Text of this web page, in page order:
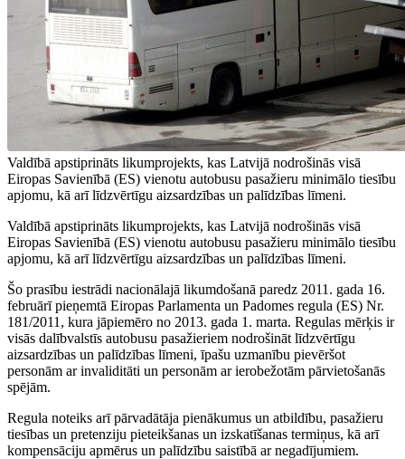
Valdībā apstiprināts likumprojekts, kas Latvijā nodrošinās visā
Eiropas Savienībā (ES) vienotu autobusu pasažieru minimālo tiesību
apjomu, kā arī līdzvērtīgu aizsardzības un palīdzības līmeni.
Valdībā apstiprināts likumprojekts, kas Latvijā nodrošinās visā
Eiropas Savienībā (ES) vienotu autobusu pasažieru minimālo tiesību
apjomu, kā arī līdzvērtīgu aizsardzības un palīdzības līmeni.
Šo prasību iestrādi nacionālajā likumdošanā paredz 2011. gada 16.
februārī pieņemtā Eiropas Parlamenta un Padomes regula (ES) Nr.
181/2011, kura jāpiemēro no 2013. gada 1. marta. Regulas mērķis ir
visās dalībvalstīs autobusu pasažieriem nodrošināt līdzvērtīgu
aizsardzības un palīdzības līmeni, īpašu uzmanību pievēršot
personām ar invaliditāti un personām ar ierobežotām pārvietošanās
spējām.
Regula noteiks arī pārvadātāja pienākumus un atbildību, pasažieru
tiesības un pretenziju pieteikšanas un izskatīšanas termiņus, kā arī
kompensāciju apmērus un palīdzību saistībā ar negadījumiem.